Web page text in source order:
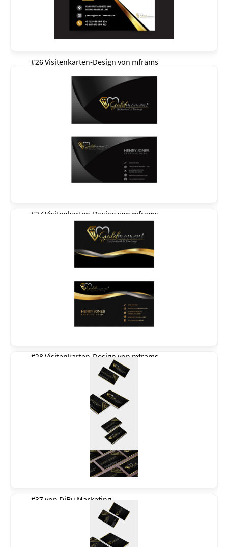
#26 Visitenkarten-Design von mframs
#27 Visitenkarten-Design von mframs
#28 Visitenkarten-Design von mframs
#37 von DiBu Marketing